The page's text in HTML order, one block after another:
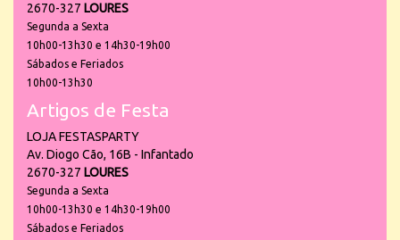
2670-327 LOURES
Segunda a Sexta
10h00-13h30 e 14h30-19h00
Sábados e Feriados
10h00-13h30
Artigos de Festa
LOJA FESTASPARTY
Av. Diogo Cão, 16B - Infantado
2670-327 LOURES
Segunda a Sexta
10h00-13h30 e 14h30-19h00
Sábados e Feriados